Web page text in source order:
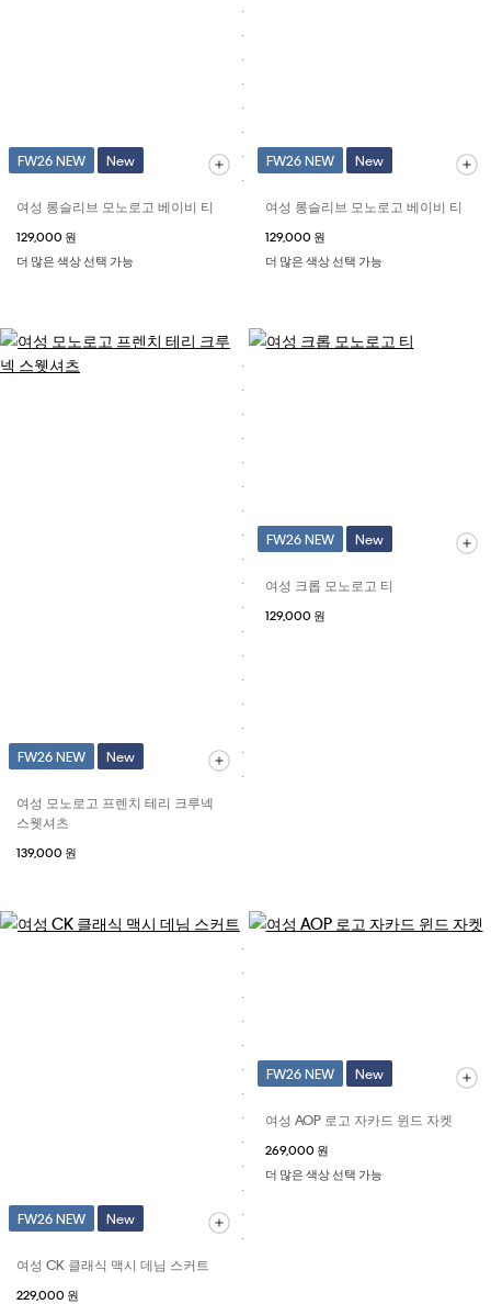
FW26 NEW New
여성 롱슬리브 모노로고 베이비 티
129,000 원
더 많은 색상 선택 가능
FW26 NEW New
여성 롱슬리브 모노로고 베이비 티
129,000 원
더 많은 색상 선택 가능
FW26 NEW New
여성 모노로고 프렌치 테리 크루넥
스웻셔츠
139,000 원
FW26 NEW New
여성 크롭 모노로고 티
129,000 원
FW26 NEW New
여성 CK 클래식 맥시 데님 스커트
229,000 원
FW26 NEW New
여성 AOP 로고 자카드 윈드 자켓
269,000 원
더 많은 색상 선택 가능